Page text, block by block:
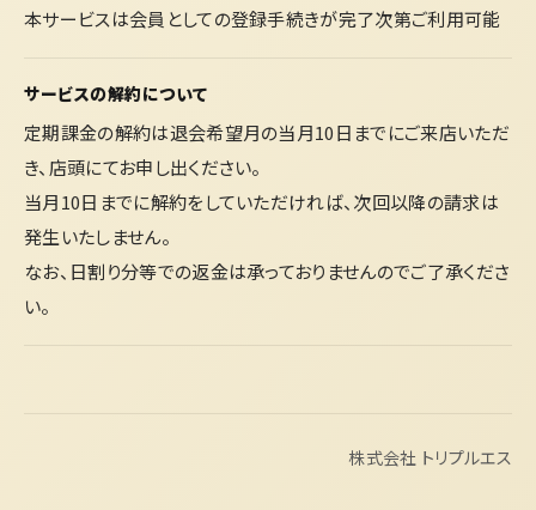
本サービスは会員としての登録手続きが完了次第ご利用可能
サービスの解約について
定期課金の解約は退会希望月の当月10日までにご来店いただ
き、店頭にてお申し出ください。
当月10日までに解約をしていただければ、次回以降の請求は
発生いたしません。
なお、日割り分等での返金は承っておりませんのでご了承くださ
い。
株式会社 トリプルエス